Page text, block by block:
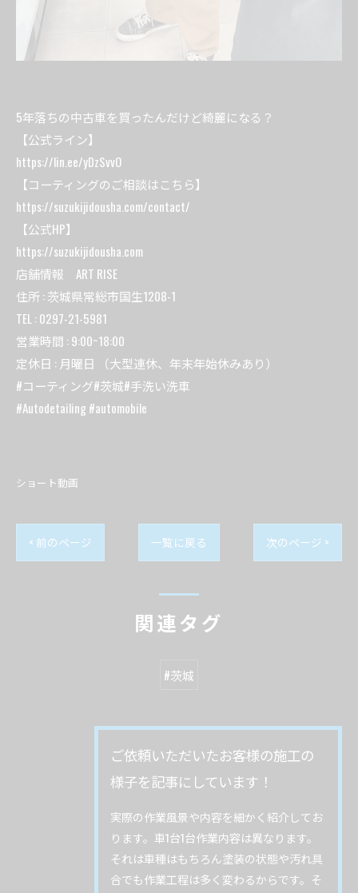
5年落ちの中古車を買ったんだけど綺麗になる？
【公式ライン】
https://lin.ee/yDzSvvO
【コーティングのご相談はこちら】
https://suzukijidousha.com/contact/
【公式HP】
https://suzukijidousha.com
店舗情報 ART RISE
住所 : 茨城県常総市国生1208-1
TEL : 0297-21-5981
営業時間 : 9:00~18:00
定休日 : 月曜日 （大型連休、年末年始休みあり）
#コーティング#茨城#手洗い洗車
#Autodetailing #automobile
ショート動画
< 前のページ 一覧に戻る 次のページ >
関連タグ
#茨城
ご依頼いただいたお客様の施工の
様子を記事にしています！
実際の作業風景や内容を細かく紹介してお
ります。車1台1台作業内容は異なります。
それは車種はもちろん塗装の状態や汚れ具
合でも作業工程は多く変わるからです。そ